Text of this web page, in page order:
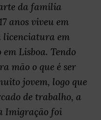
da família
anos viveu em
licenciatura em
Lisboa. Tendo
mão o que é ser
jovem, logo que
de trabalho, a
Imigração foi